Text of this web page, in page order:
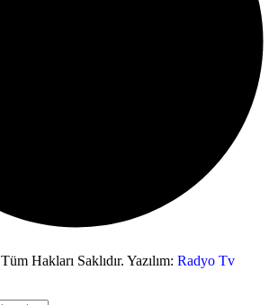
Tüm Hakları Saklıdır. Yazılım: Radyo Tv